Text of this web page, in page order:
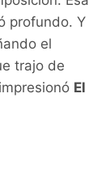
profundo. Y
el
trajo de
El